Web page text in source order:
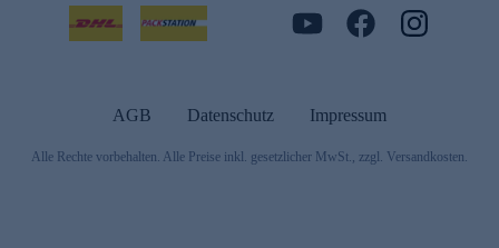
AGB Datenschutz Impressum
Alle Rechte vorbehalten. Alle Preise inkl. gesetzlicher MwSt., zzgl. Versandkosten.